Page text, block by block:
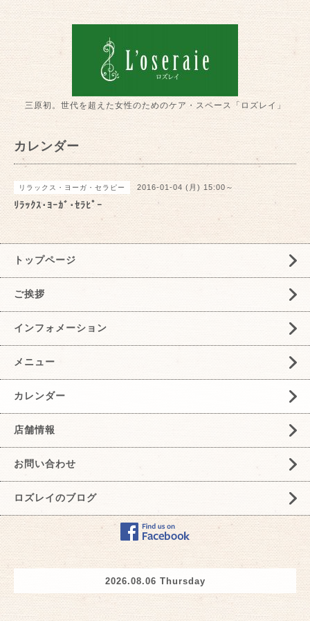
三原初。世代を超えた女性のためのケア・スペース「ロズレイ」
カレンダー
リラックス・ヨーガ・セラピー 2016-01-04 (月) 15:00～
ﾘﾗｯｸｽ･ﾖｰｶﾞ･ｾﾗﾋﾟｰ
トップページ
ご挨拶
インフォメーション
メニュー
カレンダー
店舗情報
お問い合わせ
ロズレイのブログ
2026.08.06 Thursday